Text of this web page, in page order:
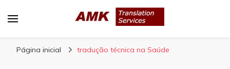
livre, tradução técnica, interpretação
Página inicial tradução técnica na Saúde